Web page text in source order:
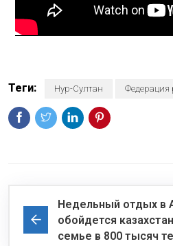
Теги: Нур-Султан Федерация
Недельный отдых в
обойдется
семье в 800 тысяч